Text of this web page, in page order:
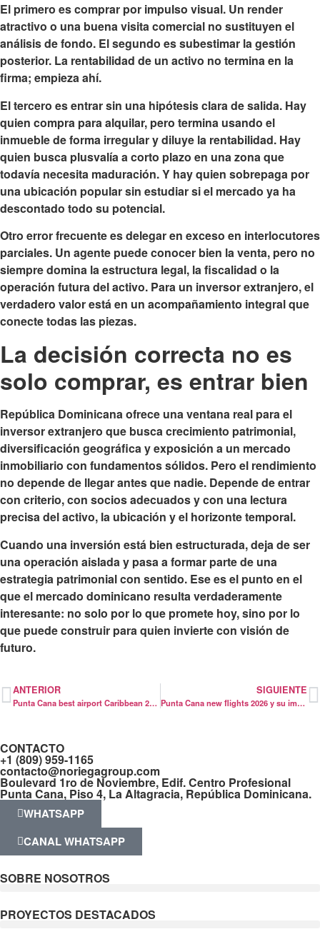
El primero es comprar por impulso visual. Un render
atractivo o una buena visita comercial no sustituyen el
análisis de fondo. El segundo es subestimar la gestión
posterior. La rentabilidad de un activo no termina en la
firma; empieza ahí.
El tercero es entrar sin una hipótesis clara de salida. Hay
quien compra para alquilar, pero termina usando el
inmueble de forma irregular y diluye la rentabilidad. Hay
quien busca plusvalía a corto plazo en una zona que
todavía necesita maduración. Y hay quien sobrepaga por
una ubicación popular sin estudiar si el mercado ya ha
descontado todo su potencial.
Otro error frecuente es delegar en exceso en interlocutores
parciales. Un agente puede conocer bien la venta, pero no
siempre domina la estructura legal, la fiscalidad o la
operación futura del activo. Para un inversor extranjero, el
verdadero valor está en un acompañamiento integral que
conecte todas las piezas.
La decisión correcta no es
solo comprar, es entrar bien
República Dominicana ofrece una ventana real para el
inversor extranjero que busca crecimiento patrimonial,
diversificación geográfica y exposición a un mercado
inmobiliario con fundamentos sólidos. Pero el rendimiento
no depende de llegar antes que nadie. Depende de entrar
con criterio, con socios adecuados y con una lectura
precisa del activo, la ubicación y el horizonte temporal.
Cuando una inversión está bien estructurada, deja de ser
una operación aislada y pasa a formar parte de una
estrategia patrimonial con sentido. Ese es el punto en el
que el mercado dominicano resulta verdaderamente
interesante: no solo por lo que promete hoy, sino por lo
que puede construir para quien invierte con visión de
futuro.
ANTERIOR
Punta Cana best airport Caribbean 2026
SIGUIENTE
Punta Cana new flights 2026 y su impacto
CONTACTO
+1 (809) 959-1165
contacto@noriegagroup.com
Boulevard 1ro de Noviembre, Edif. Centro Profesional
Punta Cana, Piso 4, La Altagracia, República Dominicana.
WHATSAPP
CANAL WHATSAPP
SOBRE NOSOTROS
PROYECTOS DESTACADOS